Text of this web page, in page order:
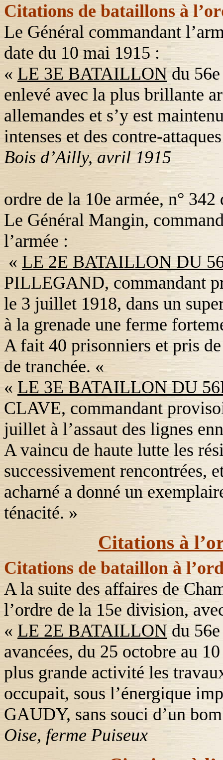
Citations de bataillons à
Le Général commandant
date du 10 mai 1915 :
« LE 3E BATAILLONdu 56
enlevé avec la plus brillante
allemandes et s’y est
intenses et des contre-
Bois d’Ailly, avril 1915
ordre de la 10e armée, n°
Le Général Mangin,
l’armée :
« LE 2E BATAILLON DU
PILLEGAND, commandant
le 3 juillet 1918, dans un
à la grenade une ferme
A fait 40 prisonniers et pris
de tranchée. «
« LE 3E BATAILLON DU
CLAVE, commandant
juillet à l’assaut des lignes
A vaincu de haute lutte les
successivement rencontrées,
acharné a donné un
ténacité. »
Citations à
Citations de bataillon à
A la suite des affaires de
l’ordre de la 15e division,
« LE 2E BATAILLONdu 56
avancées, du 25 octobre au
plus grande activité les
occupait, sous l’énergique
GAUDY, sans souci d’un
Oise, ferme Puiseux